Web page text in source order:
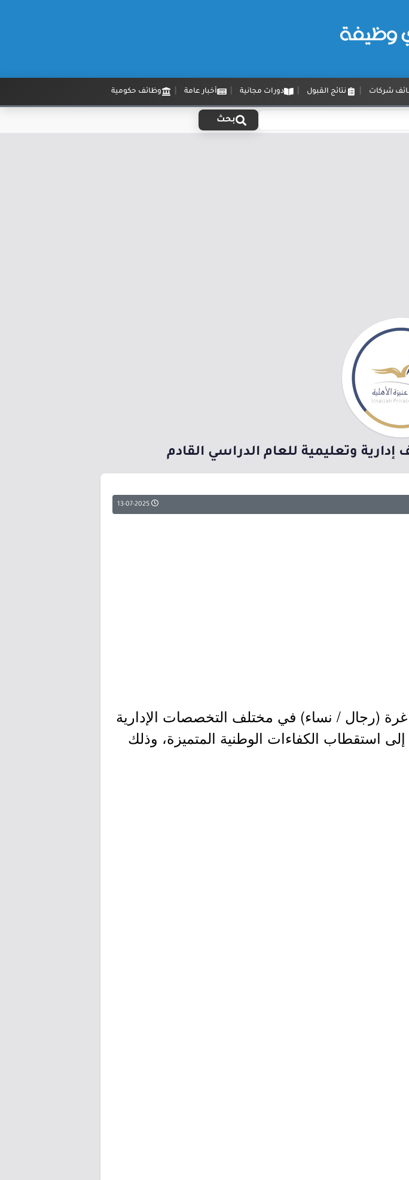
شركات نتائج القبول دورات مجانية أخبار عامة وظائف حكومية
بحث
وتعليمية للعام الدراسي القادم
(رجال / نساء) في مختلف التخصصات الإدارية
القادم 1447هـ، وتهدف إلى استقطاب الكفاءات الوطنية المتميزة، وذلك